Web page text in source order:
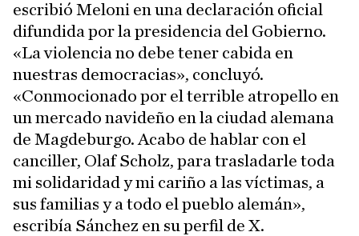
escribió Meloni en una declaración oficial
difundida por la presidencia del Gobierno.
«La violencia no debe tener cabida en
nuestras democracias», concluyó.
«Conmocionado por el terrible atropello en
un mercado navideño en la ciudad alemana
de Magdeburgo. Acabo de hablar con el
canciller, Olaf Scholz, para trasladarle toda
mi solidaridad y mi cariño a las víctimas, a
sus familias y a todo el pueblo alemán»,
escribía Sánchez en su perfil de X.